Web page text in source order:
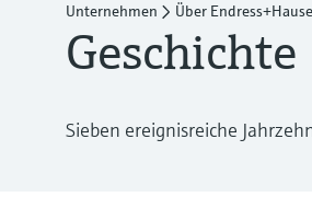
Unternehmen Über
Geschichte
Sieben ereignisreiche